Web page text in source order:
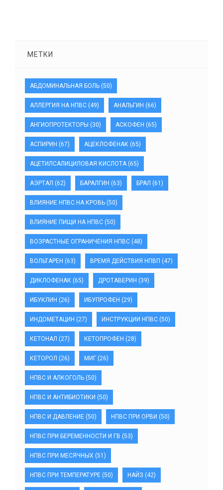
МЕТКИ
АБДОМИНАЛЬНАЯ БОЛЬ (50)
АЛЛЕРГИЯ НА НПВС (49) АНАЛЬГИН (66)
АНГИОПРОТЕКТОРЫ (30) АСКОФЕН (65)
АСПИРИН (67) АЦЕКЛОФЕНАК (65)
АЦЕТИЛСАЛИЦИЛОВАЯ КИСЛОТА(65)
АЭРТАЛ (62) БАРАЛГИН (63) БРАЛ (61)
ВЛИЯНИЕ НПВС НА КРОВЬ (50)
ВЛИЯНИЕ ПИЩИ НА НПВС (50)
ВОЗРАСТНЫЕ ОГРАНИЧЕНИЯ НПВС (48)
ВОЛЬТАРЕН (63) ВРЕМЯ ДЕЙСТВИЯ НПВП (47)
ДИКЛОФЕНАК (65) ДРОТАВЕРИН (39)
ИБУКЛИН (26) ИБУПРОФЕН (29)
ИНДОМЕТАЦИН (27) ИНСТРУКЦИИ НПВС (50)
КЕТОНАЛ (27) КЕТОПРОФЕН (28)
КЕТОРОЛ (26) МИГ (26)
НПВС И АЛКОГОЛЬ (50)
НПВС И АНТИБИОТИКИ (50)
НПВС И ДАВЛЕНИЕ (50) НПВС ПРИ ОРВИ (50)
НПВС ПРИ БЕРЕМЕННОСТИ И ГВ (53)
НПВС ПРИ МЕСЯЧНЫХ (51)
НПВС ПРИ ТЕМПЕРАТУРЕ (50) НАЙЗ (42)